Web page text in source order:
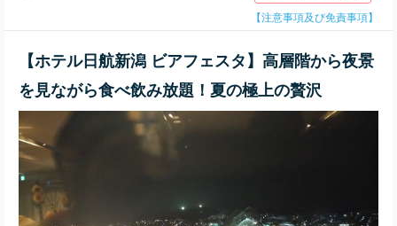
【注意事項及び免責事項】
【ホテル日航新潟 ビアフェスタ】高層階から夜景
を見ながら食べ飲み放題！夏の極上の贅沢